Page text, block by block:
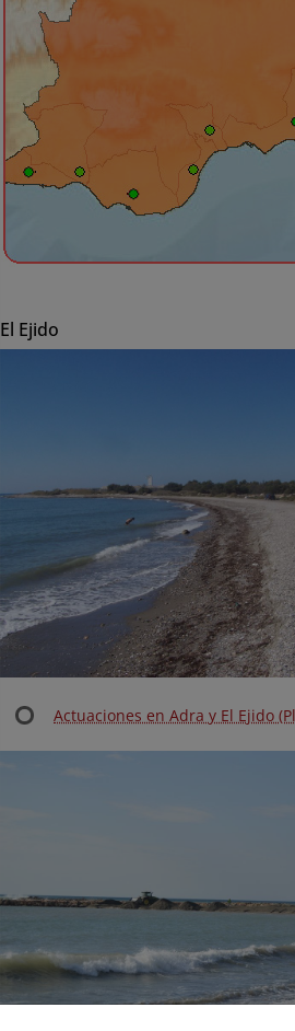
El Ejido
Actuaciones en Adra y El Ejido